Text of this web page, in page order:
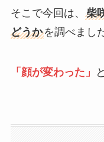
そこで今回は、 柴
どうかを調べまし
「顔が変わった」